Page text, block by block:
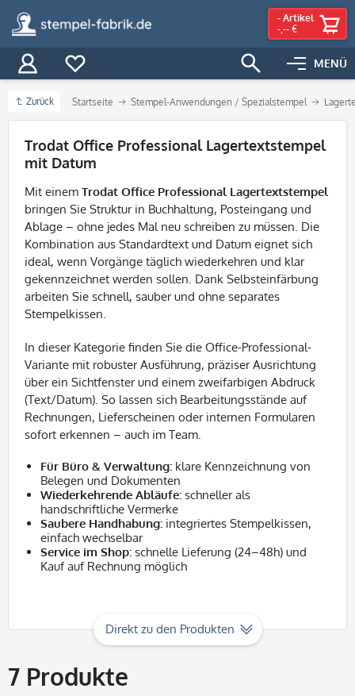
MENÜ
- Artikel
-,-- €
Zurück Startseite Stempel-Anwendungen / Spezialstempel
Filter
Trodat Office Professional Lagertextstempel
mit Datum
Mit einem Trodat Office Professional Lagertextstempel
bringen Sie Struktur in Buchhaltung, Posteingang und
Ablage – ohne jedes Mal neu schreiben zu müssen. Die
Kombination aus Standardtext und Datum eignet sich
ideal, wenn Vorgänge täglich wiederkehren und klar
gekennzeichnet werden sollen. Dank Selbsteinfärbung
arbeiten Sie schnell, sauber und ohne separates
Stempelkissen.
In dieser Kategorie finden Sie die Office-Professional-
Variante mit robuster Ausführung, präziser Ausrichtung
über ein Sichtfenster und einem zweifarbigen Abdruck
(Text/Datum). So lassen sich Bearbeitungsstände auf
Rechnungen, Lieferscheinen oder internen Formularen
sofort erkennen – auch im Team.
Für Büro & Verwaltung: klare Kennzeichnung von
Belegen und Dokumenten
Wiederkehrende Abläufe: schneller als
handschriftliche Vermerke
Saubere Handhabung: integriertes Stempelkissen,
einfach wechselbar
Service im Shop: schnelle Lieferung (24–48h) und
Kauf auf Rechnung möglich
Direkt zu den Produkten
7 Produkte